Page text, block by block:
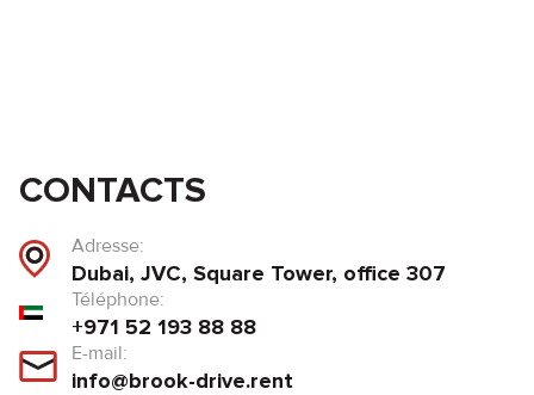
CONTACTS
Adresse:
Dubai, JVC, Square Tower, office 307
Téléphone:
+971 52 193 88 88
E-mail:
info@brook-drive.rent